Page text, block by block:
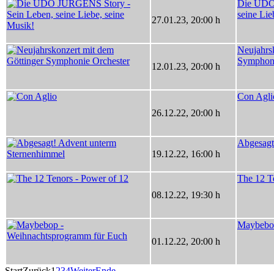
27.01.23, 20:00 h
Die
seine
12.01.23, 20:00 h
26.12.22, 20:00 h
Con
19.12.22, 16:00 h
08.12.22, 19:30 h
The 12
01.12.22, 20:00 h